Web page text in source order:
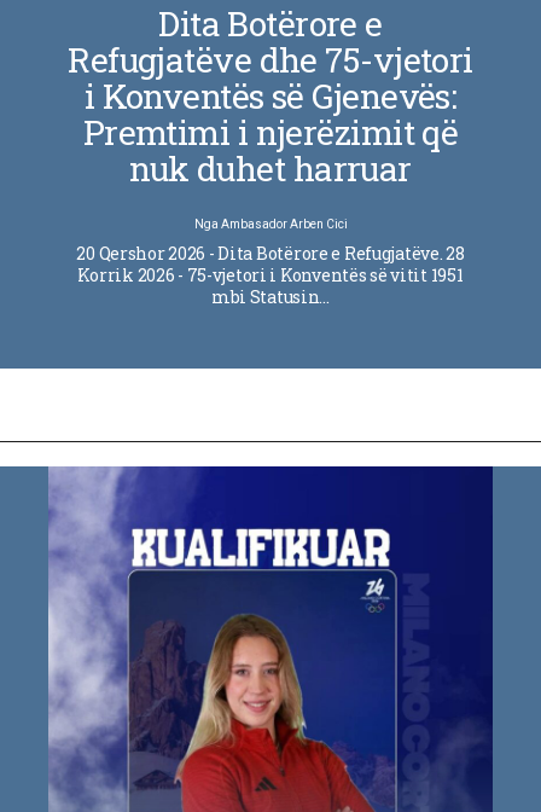
Dita Botërore e
Refugjatëve dhe 75-vjetori
i Konventës së Gjenevës:
Premtimi i njerëzimit që
nuk duhet harruar
Nga Ambasador Arben Cici
20 Qershor 2026 - Dita Botërore e Refugjatëve. 28
Korrik 2026 - 75-vjetori i Konventës së vitit 1951
mbi Statusin…